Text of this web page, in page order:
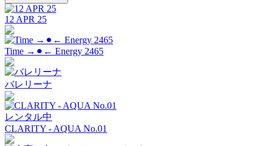
12 APR 25
Time →⚫︎← Energy 2465
バレリーナ
レンタル中
CLARITY - AQUA No.01